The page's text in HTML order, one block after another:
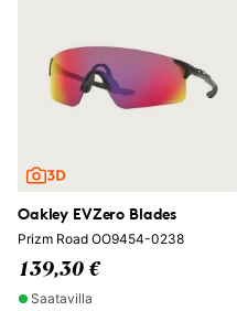
Oakley EVZero Blades
Prizm Road OO9454-0238
139,30 €
Saatavilla